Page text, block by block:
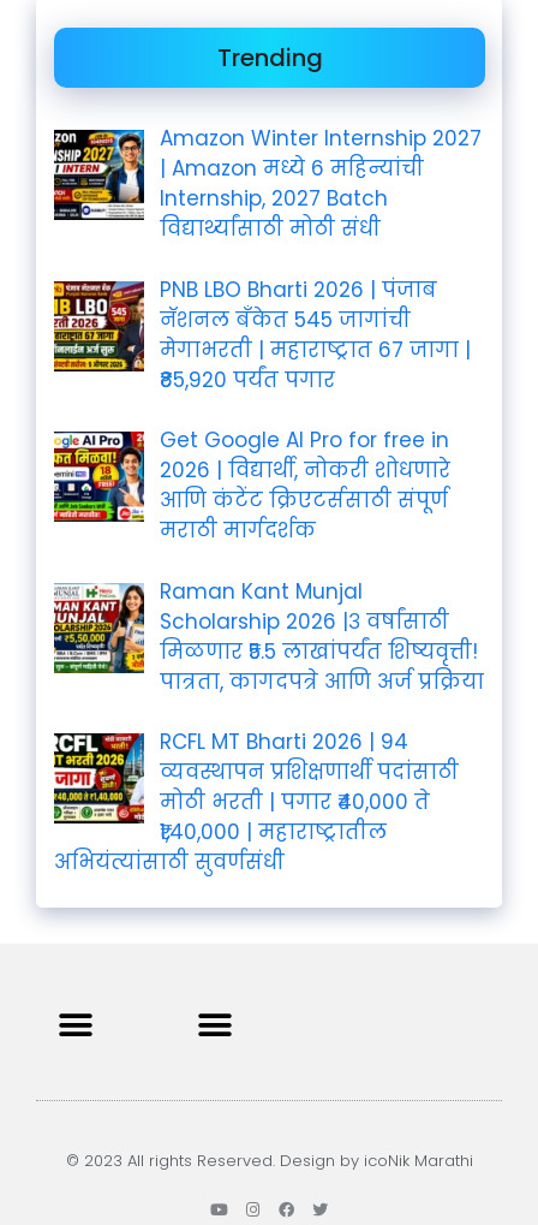
Trending
Amazon Winter Internship 2027
| Amazon मध्ये 6 महिन्यांची
Internship, 2027 Batch
विद्यार्थ्यांसाठी मोठी संधी
PNB LBO Bharti 2026 | पंजाब
नॅशनल बँकेत 545 जागांची
मेगाभरती | महाराष्ट्रात 67 जागा |
₹85,920 पर्यंत पगार
Get Google AI Pro for free in
2026 | विद्यार्थी, नोकरी शोधणारे
आणि कंटेंट क्रिएटर्ससाठी संपूर्ण
मराठी मार्गदर्शक
Raman Kant Munjal
Scholarship 2026 |३ वर्षांसाठी
मिळणार ₹5.5 लाखांपर्यंत शिष्यवृत्ती!
पात्रता, कागदपत्रे आणि अर्ज प्रक्रिया
RCFL MT Bharti 2026 | 94
व्यवस्थापन प्रशिक्षणार्थी पदांसाठी
मोठी भरती | पगार ₹40,000 ते
₹1,40,000 | महाराष्ट्रातील
अभियंत्यांसाठी सुवर्णसंधी
© 2023 All rights Reserved. Design by icoNik Marathi